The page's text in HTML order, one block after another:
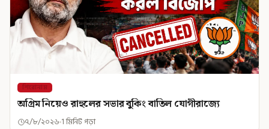
শিরোনাম
অগ্রিম নিয়েও রাহুলের সভার বুকিং বাতিল যোগীরাজ্যে
৭/৮/২০২৬ 1 মিনিট পড়া